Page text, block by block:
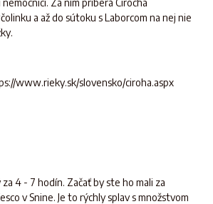
Za ním priberá Cirocha
a až do sútoku s Laborcom na nej nie
www.rieky.sk/slovensko/ciroha.aspx
4 - 7 hodín. Začať by ste ho mali za
v Snine. Je to rýchly splav s množstvom